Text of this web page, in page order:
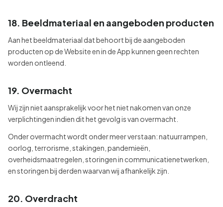
18. Beeldmateriaal en aangeboden producten
Aan het beeldmateriaal dat behoort bij de aangeboden
producten op de Website en in de App kunnen geen rechten
worden ontleend.
19. Overmacht
Wij zijn niet aansprakelijk voor het niet nakomen van onze
verplichtingen indien dit het gevolg is van overmacht.
Onder overmacht wordt onder meer verstaan: natuurrampen,
oorlog, terrorisme, stakingen, pandemieën,
overheidsmaatregelen, storingen in communicatienetwerken,
en storingen bij derden waarvan wij afhankelijk zijn.
20. Overdracht